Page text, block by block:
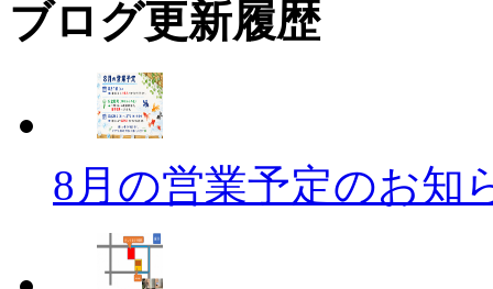
ブログ更新履歴
8月の営業予定のお知